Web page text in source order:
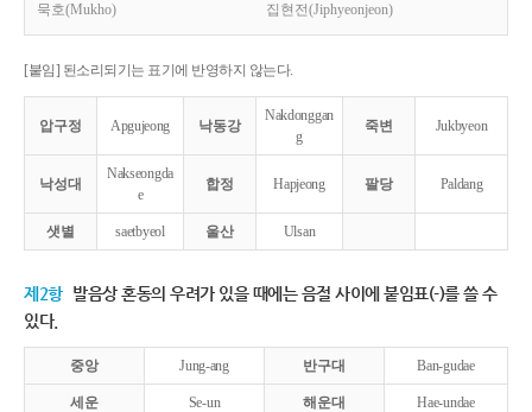
묵호(Mukho) 집현전(Jiphyeonjeon)
[붙임] 된소리되기는 표기에 반영하지 않는다.
압구정 Apgujeong 낙동강
Nakdonggan
g
죽변 Jukbyeon
낙성대
Nakseongda
e
합정 Hapjeong 팔당 Paldang
샛별 saetbyeol 울산 Ulsan
제2항 발음상 혼동의 우려가 있을 때에는 음절 사이에 붙임표(-)를 쓸 수
있다.
중앙 Jung-ang 반구대 Ban-gudae
세운 Se-un 해운대 Hae-undae